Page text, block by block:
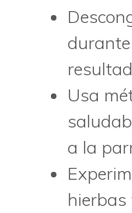
Usa
a la